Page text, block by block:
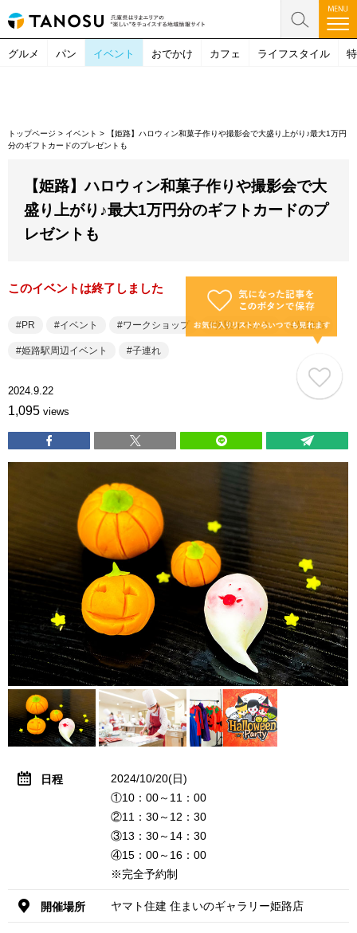
グルメ パン イベント おでかけ カフェ ライフスタイル
トップページ > イベント >
【姫路】ハロウィン和菓子作りや撮影会で大盛り上がり♪最大1万円
分のギフトカードのプレゼントも
【姫路】ハロウィン和菓子作りや撮影会で大
盛り上がり♪最大1万円分のギフトカードのプ
レゼントも
このイベントは終了しました
PR イベント ワークショップ 体験イベント 姫路市
姫路駅周辺イベント 子連れ
2024.9.22
1,095 views
日程
2024/10/20(日)
①10：00～11：00
②11：30～12：30
③13：30～14：30
④15：00～16：00
※完全予約制
開催場所 ヤマト住建 住まいのギャラリー姫路店